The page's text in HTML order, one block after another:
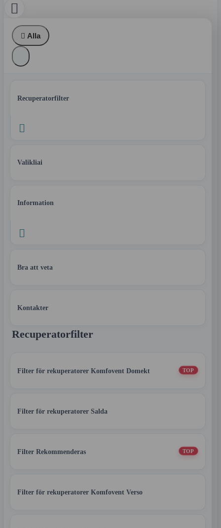

 Alla
Recuperatorfilter

Valikliai
Information

Bra att veta
Kontakter
Recuperatorfilter
Filter för rekuperatorer Komfovent Domekt TOP
Filter för rekuperatorer Salda
Filter Rekommenderas TOP
Filter för rekuperatorer Komfovent Verso